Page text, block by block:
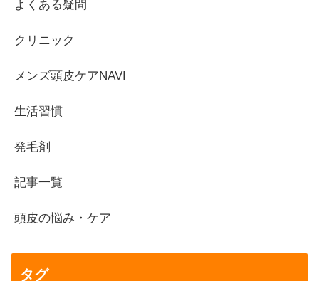
よくある疑問
クリニック
メンズ頭皮ケアNAVI
生活習慣
発毛剤
記事一覧
頭皮の悩み・ケア
タグ